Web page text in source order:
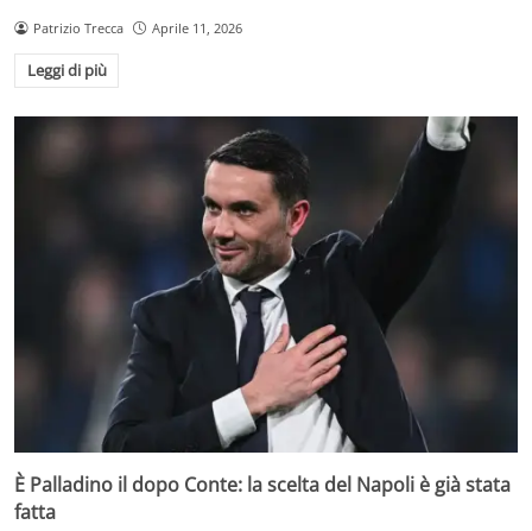
Patrizio Trecca Aprile 11, 2026
Leggi di più
È Palladino il dopo Conte: la scelta del Napoli è già stata
fatta